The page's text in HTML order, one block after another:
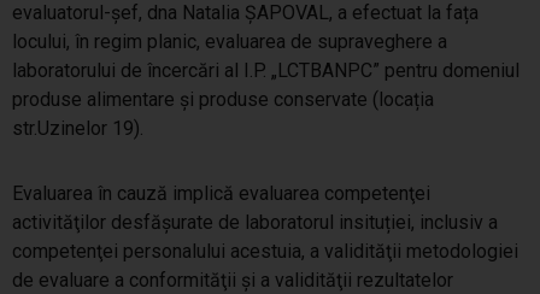
INFO INTERES PUBLIC
evaluatorul-șef, dna Natalia ȘAPOVAL, a efectuat la fața
locului, în regim planic, evaluarea de supraveghere a
laboratorului de încercări al I.P. „LCTBANPC” pentru domeniul
produse alimentare și produse conservate (locația
str.Uzinelor 19).
Evaluarea în cauză implică evaluarea competenţei
activităţilor desfăşurate de laboratorul insituției, inclusiv a
competenţei personalului acestuia, a validităţii metodologiei
de evaluare a conformităţii şi a validităţii rezultatelor